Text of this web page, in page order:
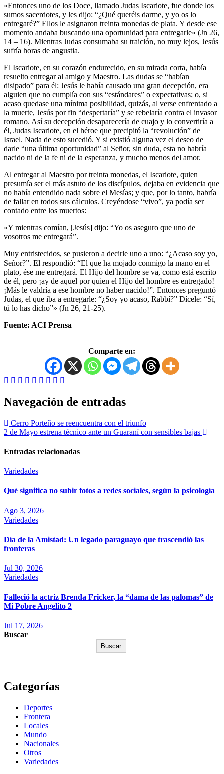
«Entonces uno de los Doce, llamado Judas Iscariote, fue donde los
sumos sacerdotes, y les dijo: “¿Qué queréis darme, y yo os lo
entregaré?” Ellos le asignaron treinta monedas de plata. Y desde ese
momento andaba buscando una oportunidad para entregarle» (Jn 26,
14 – 16). Mientras Judas consumaba su traición, no muy lejos, Jesús
sufría horas de angustia.
El Iscariote, en su corazón endurecido, en su mirada corta, había
resuelto entregar al amigo y Maestro. Las dudas se “habían
disipado” para él: Jesús le había causado una gran decepción, era
alguien que no cumplía con sus “estándares” o expectativas; o, si
acaso quedase una mínima posibilidad, quizás, al verse enfrentado a
la muerte, Jesús por fin “despertaría” y se rebelaría contra el invasor
romano. Así su decepción desaparecería de cuajo y lo convertiría a
él, Judas Iscariote, en el héroe que precipitó la “revolución” de
Israel. Nada de esto sucedió. Y si existió alguna vez el deseo de
darle “una última oportunidad” al Señor, sin duda, esta no habría
nacido ni de la fe ni de la esperanza, y mucho menos del amor.
Al entregar al Maestro por treinta monedas, el Iscariote, quien
presumía ser el más astuto de los discípulos, dejaba en evidencia que
no había entendido nada sobre el Mesías; y que, por lo tanto, habría
de fallar en todos sus cálculos. Creyéndose “vivo”, ya podía ser
contado entre los muertos:
«Y mientras comían, [Jesús] dijo: “Yo os aseguro que uno de
vosotros me entregará”.
Muy entristecidos, se pusieron a decirle uno a uno: “¿Acaso soy yo,
Señor?”. El respondió: “El que ha mojado conmigo la mano en el
plato, ése me entregará. El Hijo del hombre se va, como está escrito
de él, pero ¡ay de aquel por quien el Hijo del hombre es entregado!
¡Más le valdría a ese hombre no haber nacido!”. Entonces preguntó
Judas, el que iba a entregarle: “¿Soy yo acaso, Rabbí?” Dícele: “Sí,
tú lo has dicho”» (Jn 26, 21-25).
Fuente: ACI Prensa
Comparte en:
Navegación de entradas
Cerro Porteño se reencuentra con el triunfo
2 de Mayo estrena técnico ante un Guaraní con sensibles bajas
Entradas relacionadas
Variedades
Qué significa no subir fotos a redes sociales, según la psicología
Ago 3, 2026
Variedades
Día de la Amistad: Un legado paraguayo que trascendió las
fronteras
Jul 30, 2026
Variedades
Falleció la actriz Brenda Fricker, la “dama de las palomas” de
Mi Pobre Angelito 2
Jul 17, 2026
Buscar
Buscar
Categorías
Deportes
Frontera
Locales
Mundo
Nacionales
Otros
Variedades